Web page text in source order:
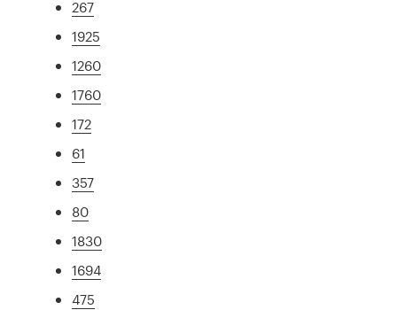
267
1925
1260
1760
172
61
357
80
1830
1694
475